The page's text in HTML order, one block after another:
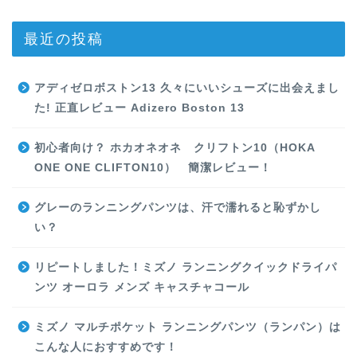
最近の投稿
アディゼロボストン13 久々にいいシューズに出会えまし
た! 正直レビュー Adizero Boston 13
初心者向け？ ホカオネオネ クリフトン10（HOKA
ONE ONE CLIFTON10） 簡潔レビュー！
グレーのランニングパンツは、汗で濡れると恥ずかし
い？
リピートしました！ミズノ ランニングクイックドライパ
ンツ オーロラ メンズ キャスチャコール
ミズノ マルチポケット ランニングパンツ（ランパン）は
こんな人におすすめです！